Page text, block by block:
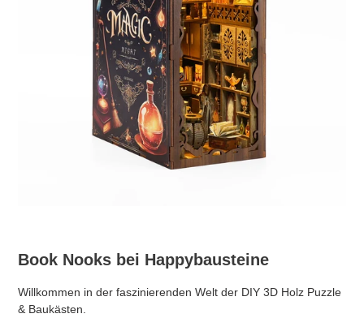
Book Nooks bei Happybausteine
Willkommen in der faszinierenden Welt der DIY 3D Holz Puzzle
& Baukästen.